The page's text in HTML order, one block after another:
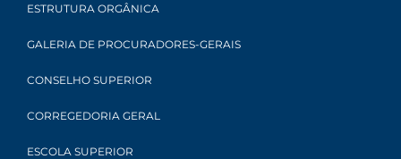
ESTRUTURA ORGÂNICA
GALERIA DE PROCURADORES-GERAIS
CONSELHO SUPERIOR
CORREGEDORIA GERAL
ESCOLA SUPERIOR